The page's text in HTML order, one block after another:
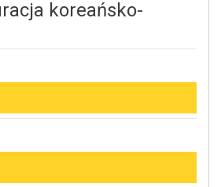
koreańsko-